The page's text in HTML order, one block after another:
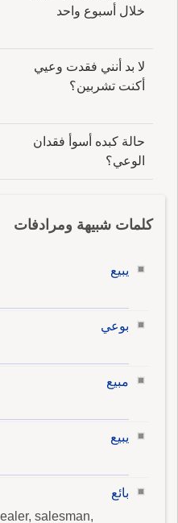
خلال أسبوع واحد
لا بد أنني فقدت وعيي
أكنت تشربين؟
حالة كبده أسوأ فقدان
الوعي؟
كلمات شبيهة ومرادفات
يبيع
بوعي
مبيع
يبيع
بائع
salesman,